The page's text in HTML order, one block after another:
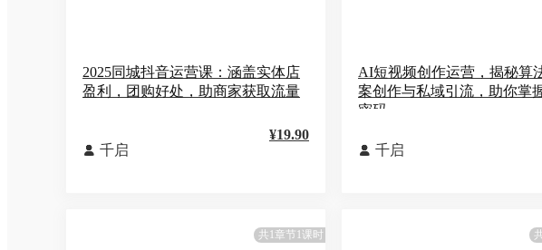
2025同城抖音运营课：涵盖实体店
盈利，团购好处，助商家获取流量
 千启
¥19.90
AI短视频创作运营，揭秘算
案创作与私域引流，助你掌
密码
 千启
共1章节1课时